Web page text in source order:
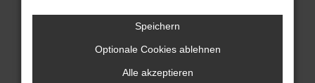
Wende dich an den Webseitenbetreiber.
Wenn du alle oben genannten Schritte versucht
hast, kontaktiere uns bitte. Wir werden
versuchen, das Problem zu beheben. Du kannst
uns diesen Text schicken, um uns bei der
Speichern
Optionale Cookies ablehnen
Alle akzeptieren